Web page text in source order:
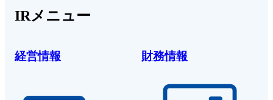
IRメニュー
経営情報 財務情報